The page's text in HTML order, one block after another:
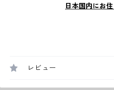
日本国内にお
レビュー